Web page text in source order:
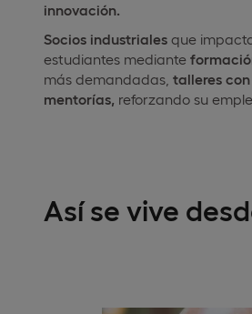
innovación.
Socios industriales que
estudiantes mediante
más demandadas, talleres
mentorías, reforzando su
Así se vive